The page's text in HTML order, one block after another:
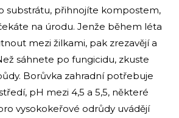
substrátu, přihnojíte kompostem,
na úrodu. Jenže během léta
mezi žilkami, pak zrezavějí a
sáhnete po fungicidu, zkuste
Borůvka zahradní potřebuje
pH mezi 4,5 a 5,5, některé
vysokokeřové odrůdy uvádějí